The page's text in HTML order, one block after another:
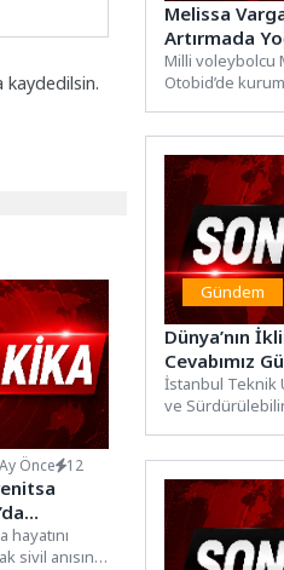
kaydedilsin.
Önce 12
hayatını
sivil anısına,
Melissa
Artırmada
Milli voleybolcu
Otobid’de
Gündem
Dünya’nın
Cevabımız
İstanbul Teknik
ve